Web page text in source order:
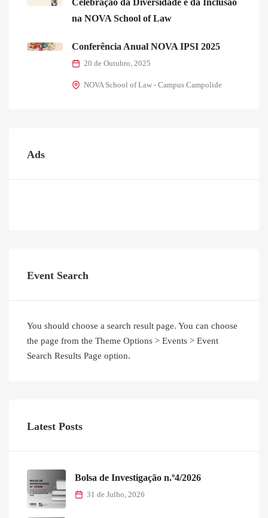
Celebração da Diversidade e da Inclusão
na NOVA School of Law
Conferência Anual NOVA IPSI 2025
20 de Outubro, 2025
NOVA School of Law - Campus Campolide
Ads
Event Search
You should choose a search result page. You can choose
the page from the Theme Options > Events > Event
Search Results Page option.
Latest Posts
Bolsa de Investigação n.º4/2026
31 de Julho, 2026